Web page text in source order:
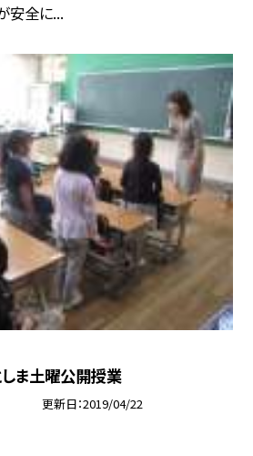
安全に...
しま土曜公開授業
更新日 2019/04/22